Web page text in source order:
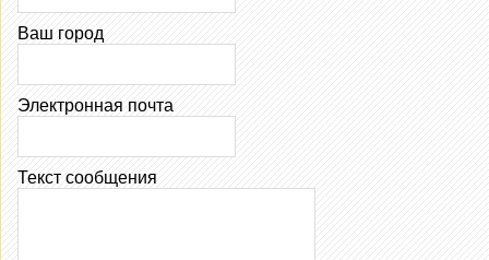
Ваш город
Электронная почта
Текст сообщения